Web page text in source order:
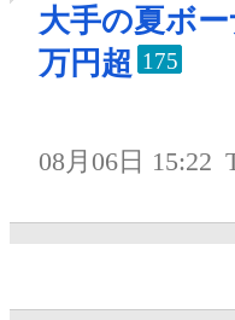
大手の夏ボ
万円超 175
08月06日 15:22